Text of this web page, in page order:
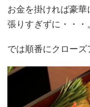
お金を掛ければ豪
張りすぎずに・・・
では順番にクロー